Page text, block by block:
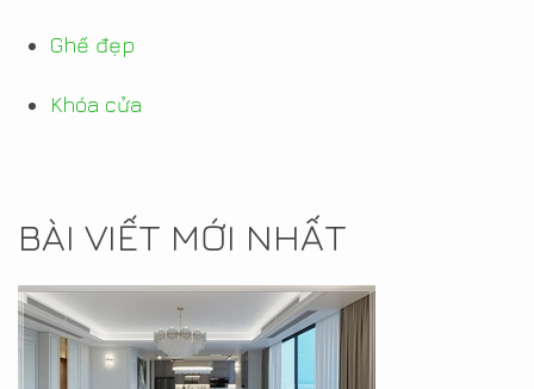
Ghế đẹp
Khóa cửa
BÀI VIẾT MỚI NHẤT